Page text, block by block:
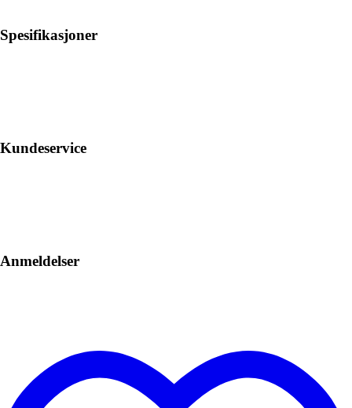
Spesifikasjoner
Kundeservice
Anmeldelser